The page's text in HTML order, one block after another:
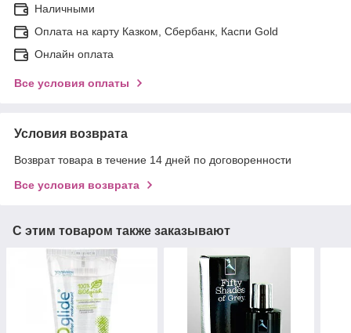
Наличными
Оплата на карту Казком, Сбербанк, Каспи Gold
Онлайн оплата
Все условия оплаты
Условия возврата
Возврат товара в течение 14 дней по договоренности
Все условия возврата
С этим товаром также заказывают